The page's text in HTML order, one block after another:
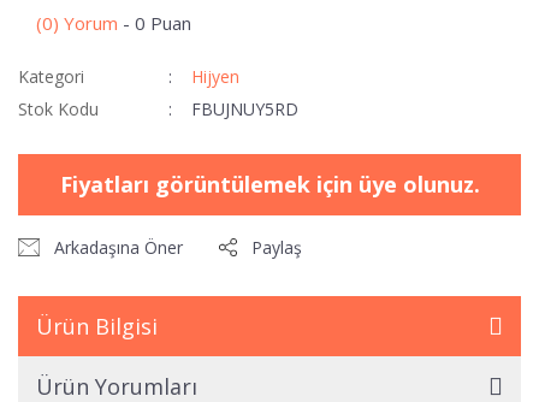
(0) Yorum - 0 Puan
Kategori
Hijyen
Stok Kodu
FBUJNUY5RD
Fiyatları görüntülemek için üye olunuz.
Arkadaşına Öner Paylaş
Ürün Bilgisi
Ürün Yorumları